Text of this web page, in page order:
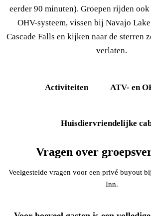
eerder 90 minuten). Groepen rijden
OHV-systeem, vissen bij Navajo
Cascade Falls en kijken naar de sterren
verlaten.
Activiteiten ATV- en
Huisdiervriendelijke
Vragen over
Veelgestelde vragen voor een privé buyout
Inn.